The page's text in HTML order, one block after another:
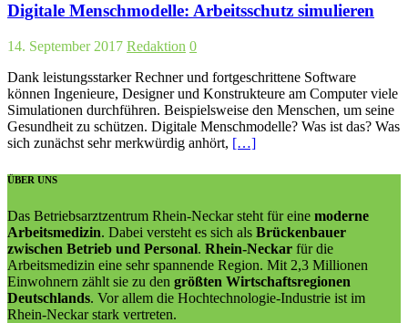
Digitale Menschmodelle: Arbeitsschutz simulieren
14. September 2017 Redaktion 0
Dank leistungsstarker Rechner und fortgeschrittene Software
können Ingenieure, Designer und Konstrukteure am Computer viele
Simulationen durchführen. Beispielsweise den Menschen, um seine
Gesundheit zu schützen. Digitale Menschmodelle? Was ist das? Was
sich zunächst sehr merkwürdig anhört, […]
ÜBER UNS
Das Betriebsarztzentrum Rhein-Neckar steht für eine moderne
Arbeitsmedizin. Dabei versteht es sich als Brückenbauer
zwischen Betrieb und Personal. Rhein-Neckar für die
Arbeitsmedizin eine sehr spannende Region. Mit 2,3 Millionen
Einwohnern zählt sie zu den größten Wirtschaftsregionen
Deutschlands. Vor allem die Hochtechnologie-Industrie ist im
Rhein-Neckar stark vertreten.